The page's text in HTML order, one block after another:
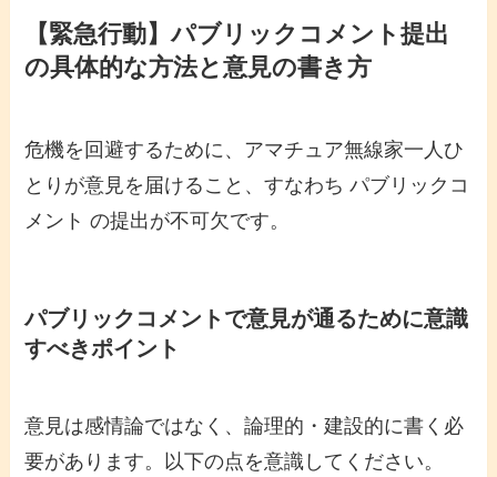
【緊急行動】パブリックコメント提出
の具体的な方法と意見の書き方
危機を回避するために、アマチュア無線家一人ひ
とりが意見を届けること、すなわち パブリックコ
メント の提出が不可欠です。
パブリックコメントで意見が通るために意識
すべきポイント
意見は感情論ではなく、論理的・建設的に書く必
要があります。以下の点を意識してください。